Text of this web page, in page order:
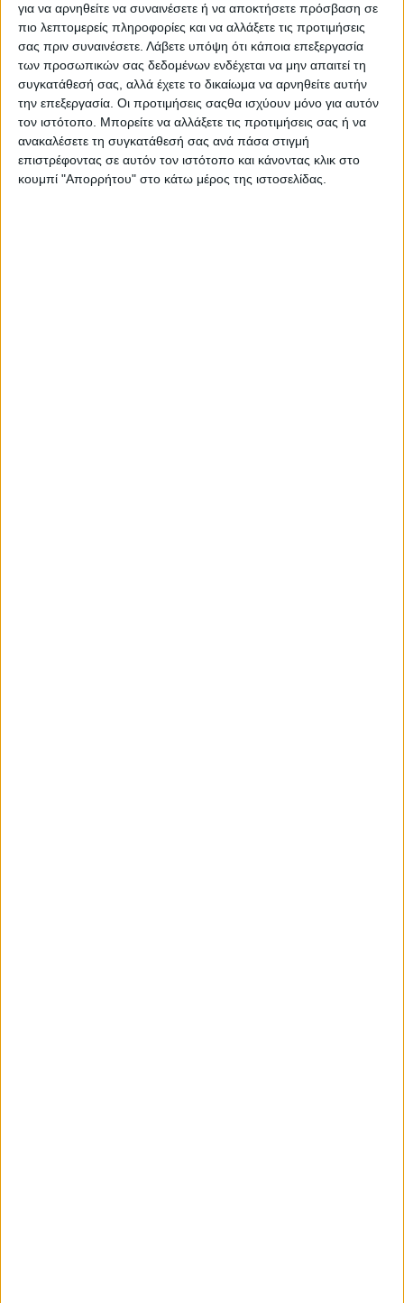
για να αρνηθείτε να συναινέσετε ή να αποκτήσετε πρόσβαση σε
πιο λεπτομερείς πληροφορίες και να αλλάξετε τις προτιμήσεις
σας πριν συναινέσετε. Λάβετε υπόψη ότι κάποια επεξεργασία
των προσωπικών σας δεδομένων ενδέχεται να μην απαιτεί τη
συγκατάθεσή σας, αλλά έχετε το δικαίωμα να αρνηθείτε αυτήν
την επεξεργασία. Οι προτιμήσεις σαςθα ισχύουν μόνο για αυτόν
τον ιστότοπο. Μπορείτε να αλλάξετε τις προτιμήσεις σας ή να
ανακαλέσετε τη συγκατάθεσή σας ανά πάσα στιγμή
επιστρέφοντας σε αυτόν τον ιστότοπο και κάνοντας κλικ στο
κουμπί "Απορρήτου" στο κάτω μέρος της ιστοσελίδας.
Ο εξοπλισμός της περιλαμβάνει ακόμη οθόνη LCD,
θύρα φόρτισης USB-C, traction control με δυνατότητα
απενεργοποίησης, ABS-με ειδική λειτουργία εκτός
δρόμου και ηλεκτρονική διαχείριση γκαζιού ride-by-